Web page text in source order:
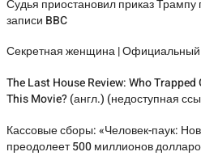
Судья приостановил приказ
записи BBC
Секретная женщина | Официальный
The Last House Review: Who
This Movie? (англ.) (недоступная
Кассовые сборы: «Человек-паук:
преодолеет 500 миллионов